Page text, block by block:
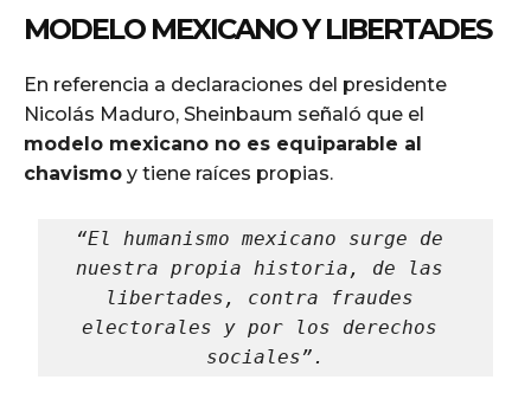
MODELO MEXICANO Y LIBERTADES
En referencia a declaraciones del presidente
Nicolás Maduro, Sheinbaum señaló que el
modelo mexicano no es equiparable al
chavismo y tiene raíces propias.
“El humanismo mexicano surge de
nuestra propia historia, de las
libertades, contra fraudes
electorales y por los derechos
sociales”.